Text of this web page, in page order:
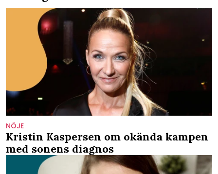
NÖJE
Kristin Kaspersen om okända kampen
med sonens diagnos